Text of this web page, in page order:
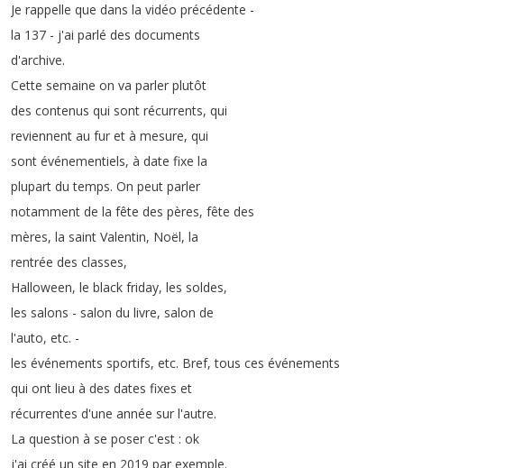
Je rappelle que dans la vidéo précédente -
la 137 - j'ai parlé des documents
d'archive.
Cette semaine on va parler plutôt
des contenus qui sont récurrents, qui
reviennent au fur et à mesure, qui
sont événementiels, à date fixe la
plupart du temps. On peut parler
notamment de la fête des pères, fête des
mères, la saint Valentin, Noël, la
rentrée des classes,
Halloween, le black friday, les soldes,
les salons - salon du livre, salon de
l'auto, etc. -
les événements sportifs, etc. Bref,tous ces événements
qui ont lieu à des dates fixes et
récurrentes d'une année sur l'autre.
La question à se poser c'est : ok
j'ai créé un site en 2019 par exemple.